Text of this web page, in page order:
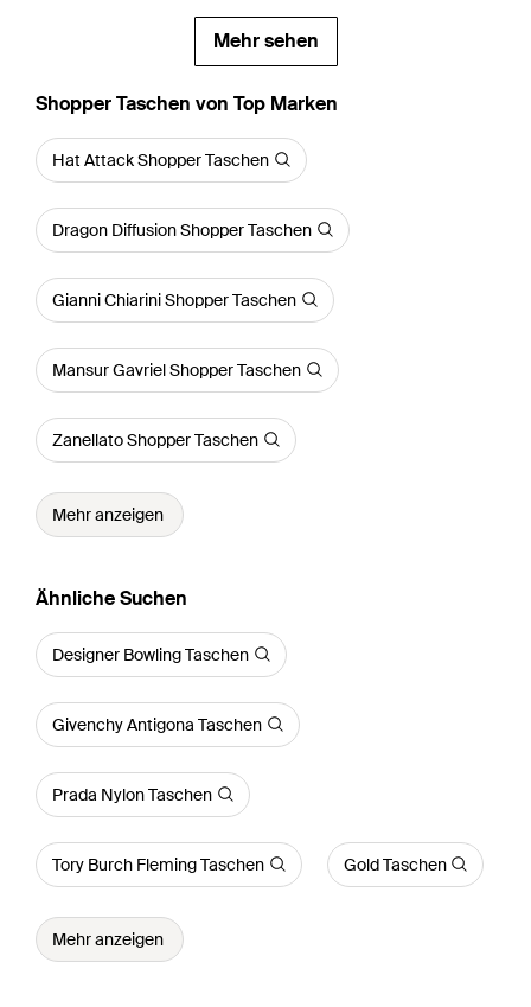
Mehr sehen
Shopper Taschen von Top Marken
Hat Attack Shopper Taschen
Dragon Diffusion Shopper Taschen
Gianni Chiarini Shopper Taschen
Mansur Gavriel Shopper Taschen
Zanellato Shopper Taschen
Mehr anzeigen
Ähnliche Suchen
Designer Bowling Taschen
Givenchy Antigona Taschen
Prada Nylon Taschen
Tory Burch Fleming Taschen Gold Taschen
Mehr anzeigen